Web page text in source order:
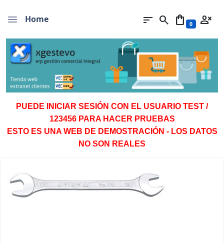
Home sort search shopping_bag 0 person_cancel
PUEDE INICIAR SESIÓN CON EL USUARIO TEST /
123456 PARA HACER PRUEBAS
ESTO ES UNA WEB DE DEMOSTRACIÓN - LOS DATOS
NO SON REALES